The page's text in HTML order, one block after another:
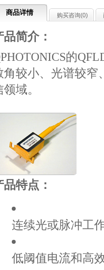
商品详情 购买咨询(0)
品简介：
的
角较小、光谱较窄
域。
品特点：
连续光或脉冲工
低阈值电流和高